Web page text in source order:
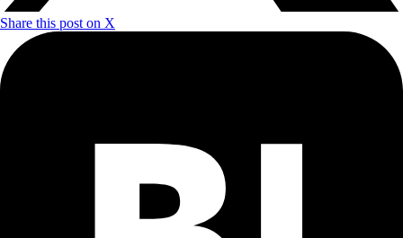
Share this post on X